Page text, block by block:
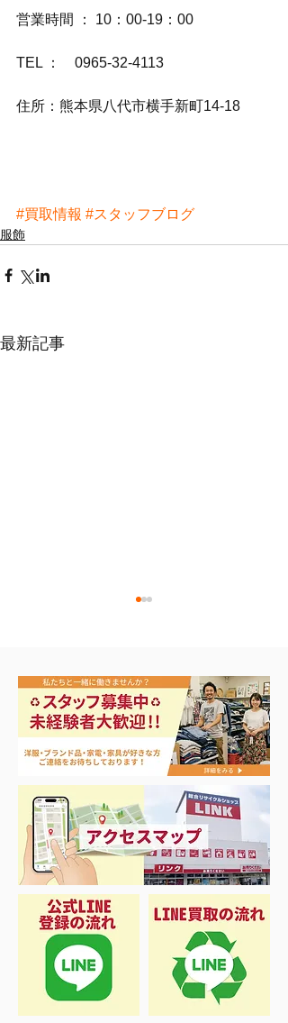
営業時間 ： 10：00-19：00
TEL ：　0965-32-4113
住所：熊本県八代市横手新町14-18
#買取情報 #スタッフブログ
服飾
最新記事
アップルウォッチ 第2世
代 A2723